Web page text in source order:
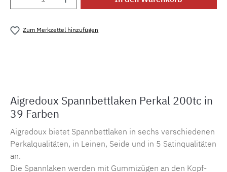
Zum Merkzettel hinzufügen
Aigredoux Spannbettlaken Perkal 200tc in
39 Farben
Aigredoux bietet Spannbettlaken in sechs verschiedenen
Perkalqualitäten, in Leinen, Seide und in 5 Satinqualitäten
an.
Die Spannlaken werden mit Gummizügen an den Kopf-